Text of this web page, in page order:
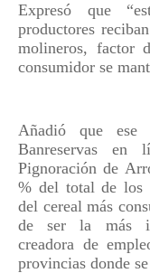
Expresó que
productores
molineros, factor
consumidor se
Añadió que ese
Banreservas en
Pignoración de
% del total de los
del cereal más
de ser la más
creadora de
provincias donde